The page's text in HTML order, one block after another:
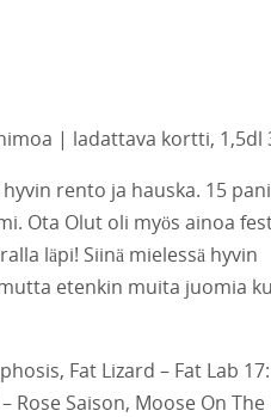
| ladattava kortti, 1,5dl
rento ja hauska. 15
Ota Olut oli myös ainoa
läpi! Siinä mielessä hyvin
etenkin muita juomia
Fat Lizard – Fat Lab 17:
Rose Saison, Moose On The